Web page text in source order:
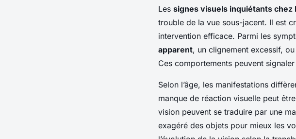
Les signes visuels inquiétants chez
trouble de la vue sous-jacent. Il est
intervention efficace. Parmi les
apparent, un clignement excessif,
Ces comportements peuvent
Selon l’âge, les manifestations
manque de réaction visuelle peut
vision peuvent se traduire par une
exagéré des objets pour mieux les